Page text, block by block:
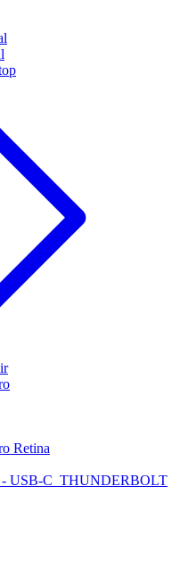
Retina
- USB-C_THUNDERBOLT